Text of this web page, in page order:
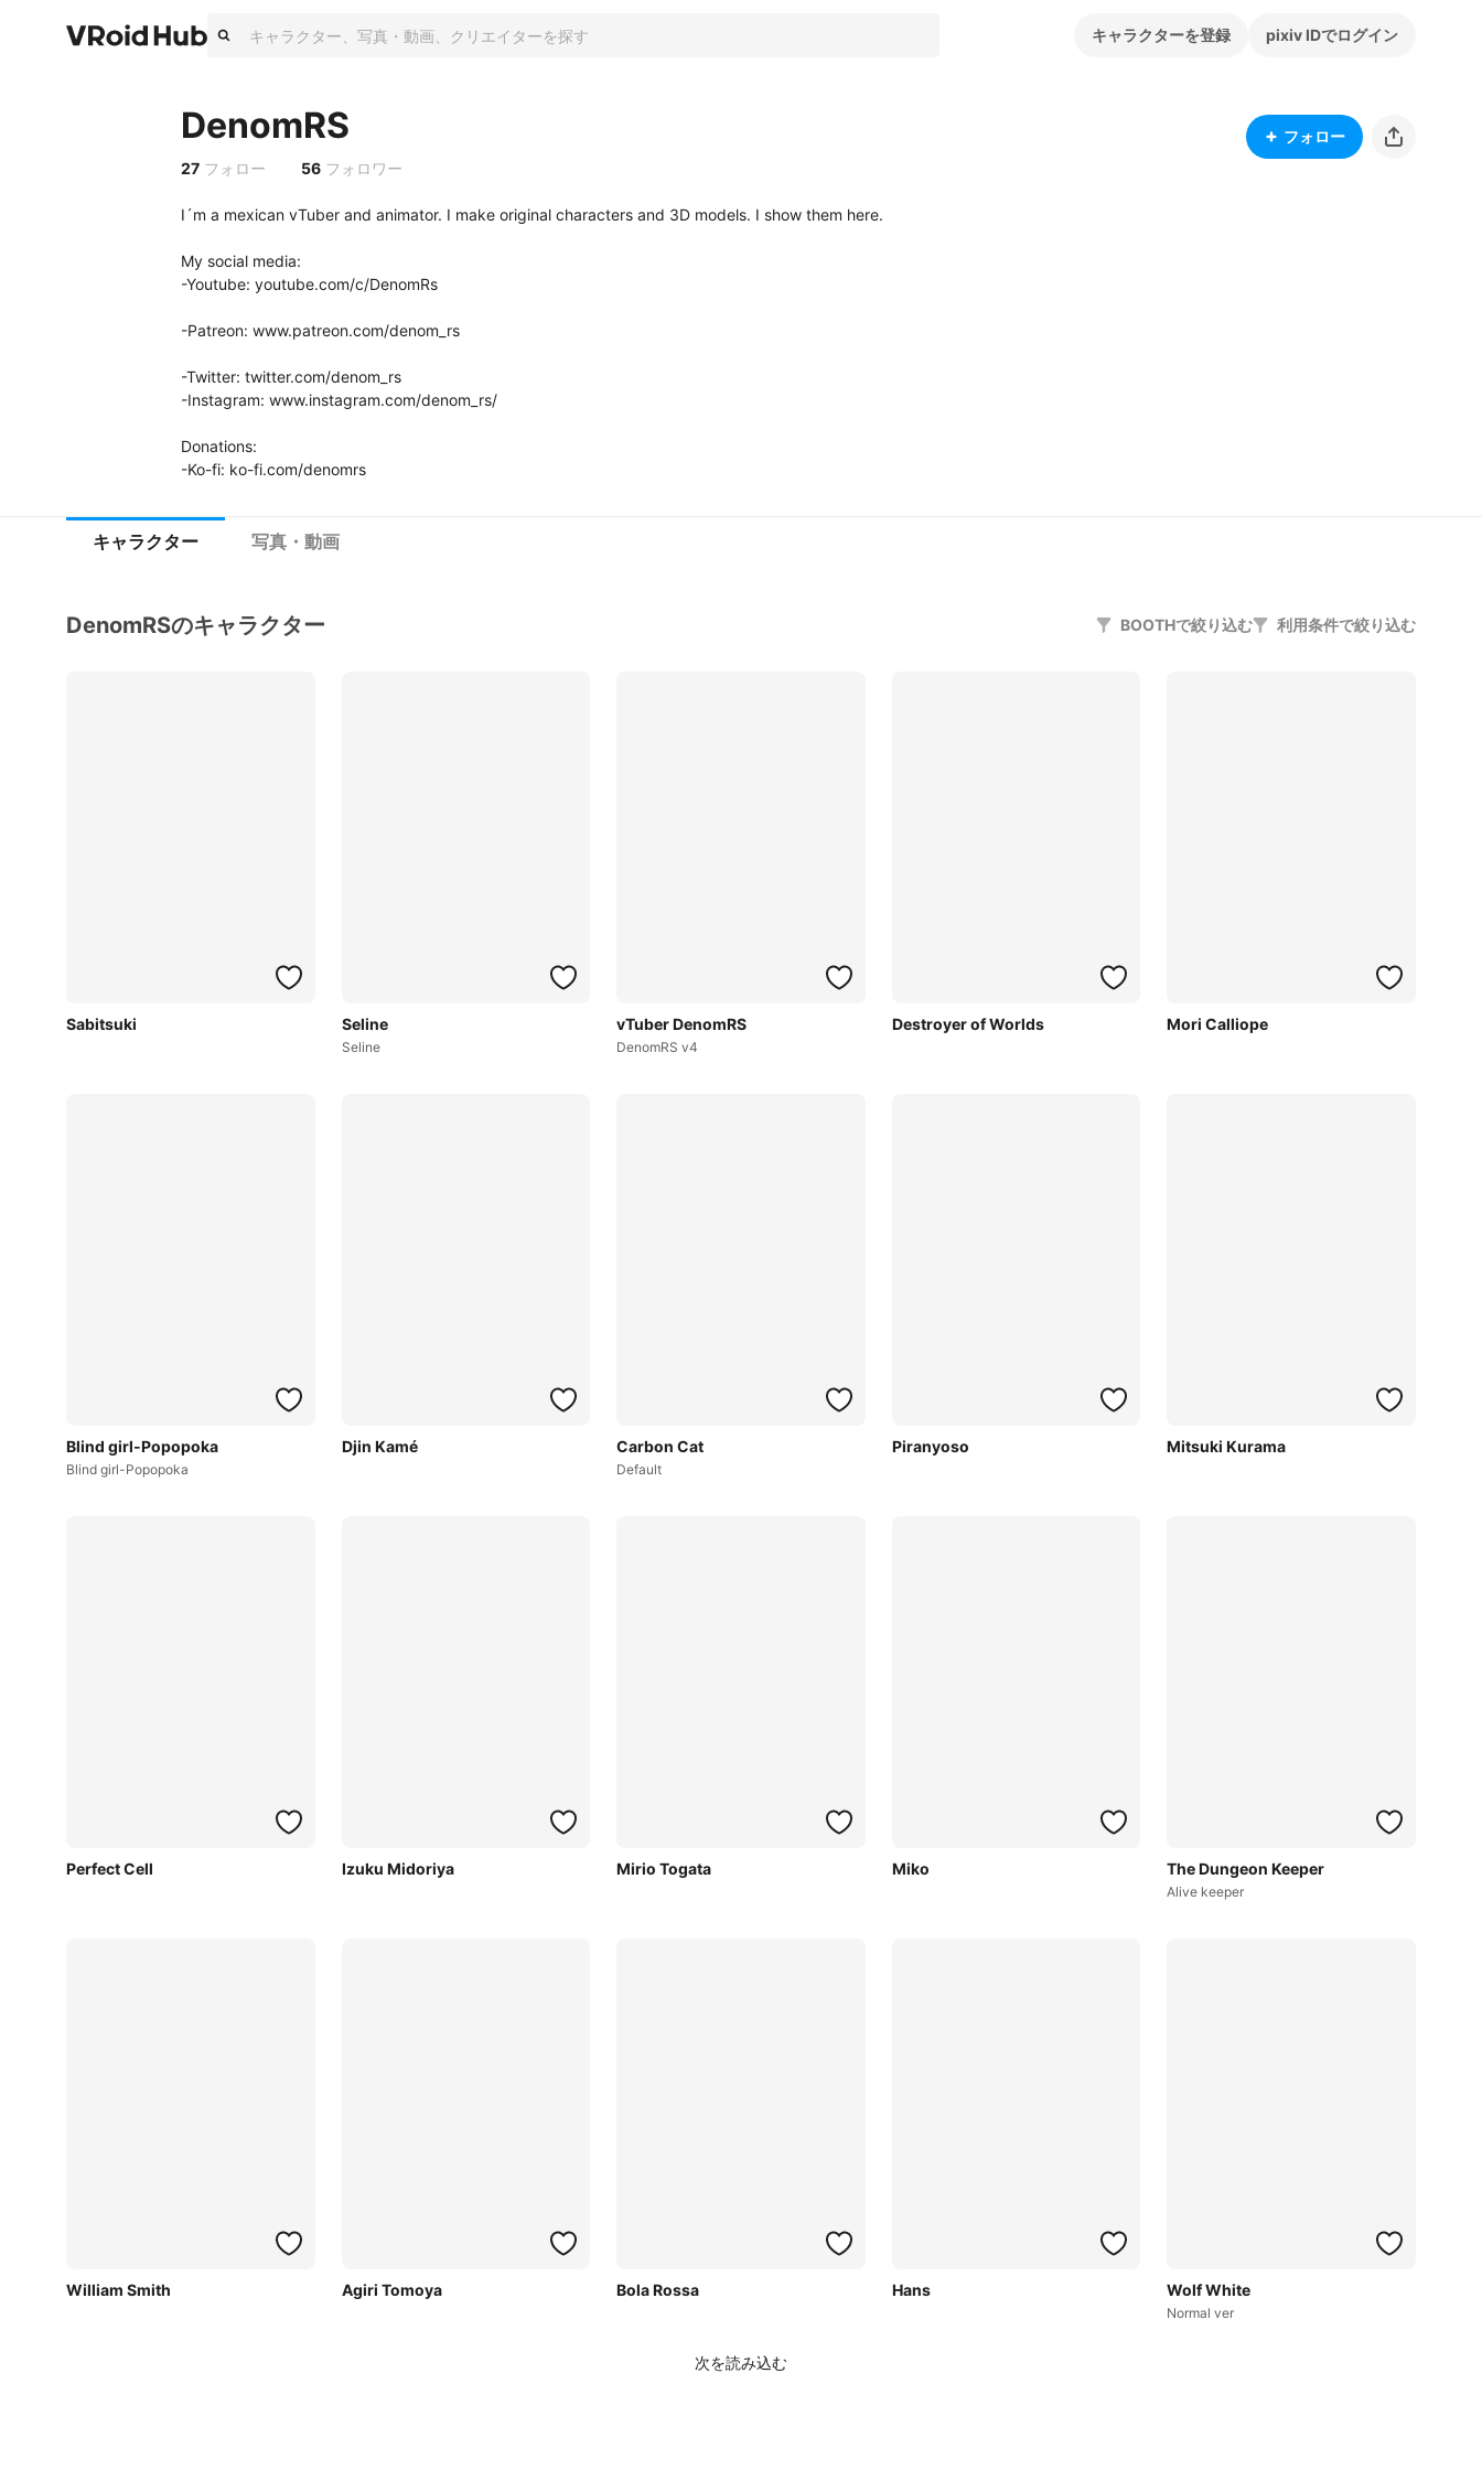
キャラクターを登録 pixiv IDでログイン
DenomRS
27 フォロー 56 フォロワー
フォロー
I´m a mexican vTuber and animator. I make original characters and 3D models. I show them here.
My social media:
-Youtube: youtube.com/c/DenomRs
-Patreon: www.patreon.com/denom_rs
-Twitter: twitter.com/denom_rs
-Instagram: www.instagram.com/denom_rs/
Donations:
-Ko-fi: ko-fi.com/denomrs
キャラクター 写真・動画
DenomRSのキャラクター BOOTHで絞り込む 利用条件で絞り込む
Sabitsuki Seline
Seline
vTuber DenomRS
DenomRS v4
Destroyer of Worlds Mori Calliope
Blind girl-Popopoka
Blind girl-Popopoka
Djin Kamé Carbon Cat
Default
Piranyoso Mitsuki Kurama
Perfect Cell Izuku Midoriya Mirio Togata Miko The Dungeon Keeper
Alive keeper
William Smith Agiri Tomoya Bola Rossa Hans Wolf White
Normal ver
次を読み込む